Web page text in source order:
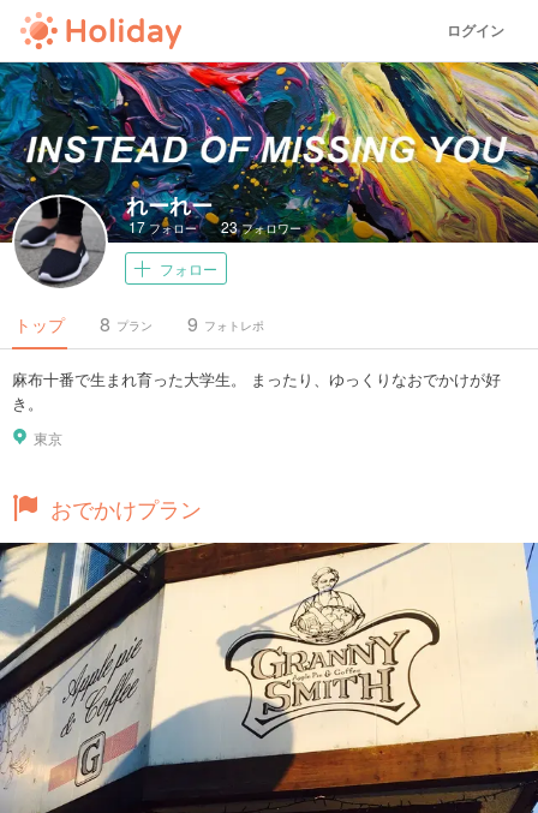
ログイン
れーれー
17フォロー 23フォロワー
フォロー
トップ プラン
8 フォトレポ
9
麻布十番で生まれ育った大学生。 まったり、ゆっくりなおでかけが好
き。
東京
おでかけプラン